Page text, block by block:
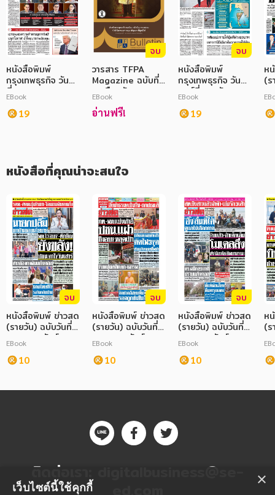
ศาสนา และปรัชญา
กฎหมาย สัญญา ภาษี
การเงิน การลงทุน บริหาร
นิตยสาร หนังสือพิมพ์
การเกษตร ชีววิทยา
เทคโนโลยี การสื่อสาร วิทยาศาสตร์
ภาษาศาสตร์
หนังสือเด็ก
การพัฒนาตนเอง
ความรู้ทั่วไป
การ์ตูนความรู้ การ์ตูน
การ์ตูนมังงะ (Manga)
หนังสือพิมพ์
กรุงเทพธุรกิจ วันพุธ
ที่ 22 มกราคม
2568
EBook
19
จบ
วารสาร TFPA
Magazine ฉบับที่
4 เดือนธันวาคม
2559
EBook
อ่านฟรี!
จบ
หนังสือพิมพ์
กรุงเทพธุรกิจ วัน
ศุกร์ที่ 29 กันยายน
2566
EBook
19
ห
(
หนังสือที่คุณน่าจะสนใจ
จบ
หนังสือพิมพ์ ข่าวสด
(รายวัน) ฉบับวันที่
03 กุมภาพันธ์
2568
EBook
10
จบ
หนังสือพิมพ์ ข่าวสด
(รายวัน) ฉบับวันที่
02 กุมภาพันธ์
2568
EBook
10
จบ
หนังสือพิมพ์ ข่าวสด
(รายวัน) ฉบับวันที่
18 กุมภาพันธ์
2568
EBook
10
ห
(
ติดต่อเรา: digitalbusiness@se- ×
เว็บไซต์นี้ใช้คุกกี้